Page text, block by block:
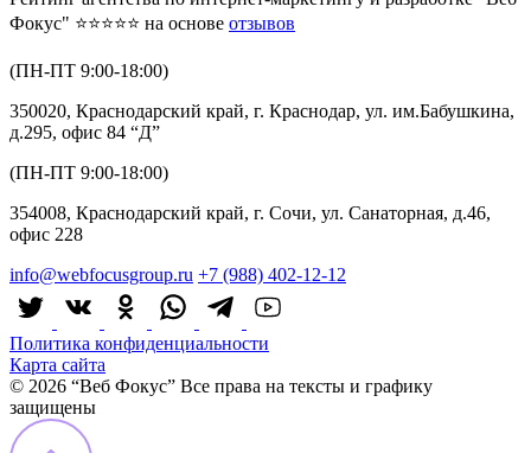
Фокус" ⭐⭐⭐⭐⭐ на основе отзывов
(ПН-ПТ 9:00-18:00)
350020, Краснодарский край, г. Краснодар, ул. им.Бабушкина,
д.295, офис 84 “Д”
(ПН-ПТ 9:00-18:00)
354008, Краснодарский край, г. Сочи, ул. Санаторная, д.46,
офис 228
info@webfocusgroup.ru +7 (988) 402-12-12
Политика конфиденциальности
Карта сайта
© 2026 “Веб Фокус” Все права на тексты и графику
защищены